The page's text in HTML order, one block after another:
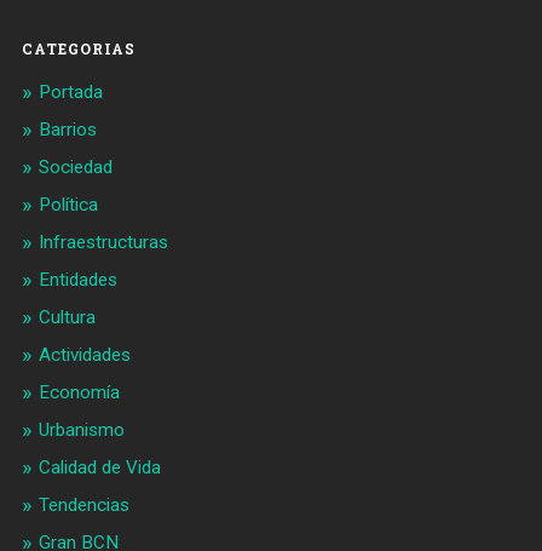
CATEGORIAS
Portada
Barrios
Sociedad
Política
Infraestructuras
Entidades
Cultura
Actividades
Economía
Urbanismo
Calidad de Vida
Tendencias
Gran BCN